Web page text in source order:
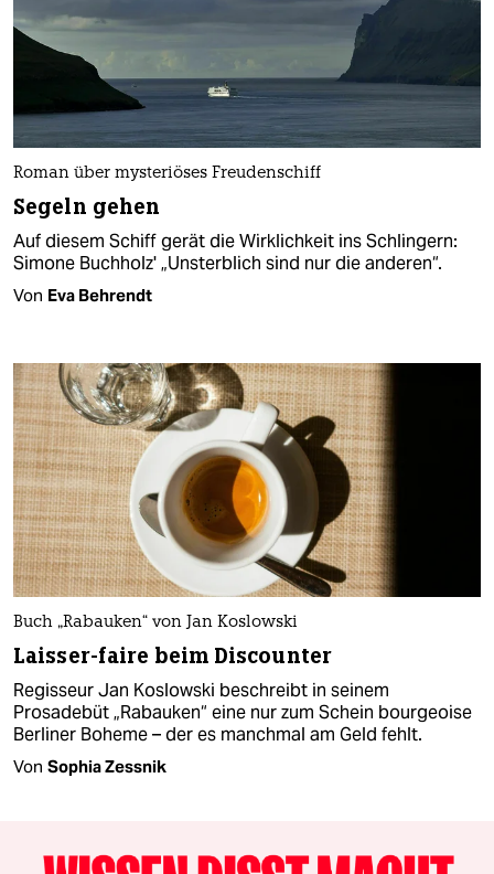
Roman über mysteriöses Freudenschiff
Segeln gehen
Auf diesem Schiff gerät die Wirklichkeit ins Schlingern:
Simone Buchholz' „Unsterblich sind nur die anderen“.
Von Eva Behrendt
Buch „Rabauken“ von Jan Koslowski
Laisser-faire beim Discounter
Regisseur Jan Koslowski beschreibt in seinem
Prosadebüt „Rabauken“ eine nur zum Schein bourgeoise
Berliner Boheme – der es manchmal am Geld fehlt.
Von Sophia Zessnik